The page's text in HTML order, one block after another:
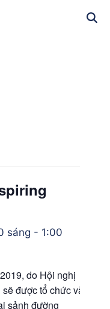
sáng - 1:00
do Hội nghị
được tổ chức vào
sảnh đường